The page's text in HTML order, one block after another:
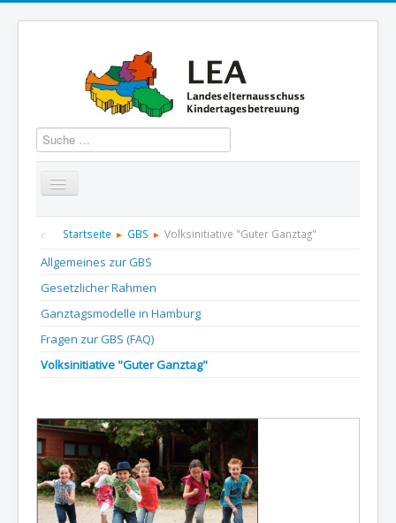
Suchen
Startseite Über uns Aktuelles Termine
Informationen
Kontakt
Startseite GBS Volksinitiative "Guter Ganztag"
Allgemeines zur GBS
Gesetzlicher Rahmen
Ganztagsmodelle in Hamburg
Fragen zur GBS (FAQ)
Volksinitiative "Guter Ganztag"